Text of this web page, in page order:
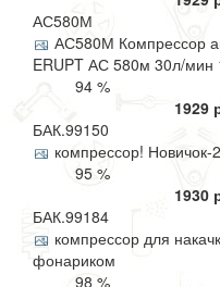
АС580М
АС580М Компрессор
ERUPT АС 580м 30л/мин
94 %
1929
БАК.99150
компрессор!
95 %
1930
БАК.99184
компрессор для
фонариком
98 %